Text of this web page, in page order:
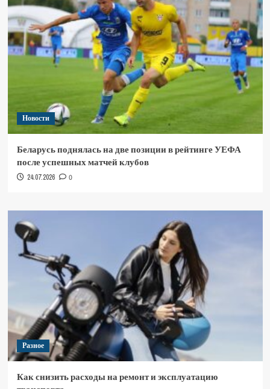
Новости
Беларусь поднялась на две позиции в рейтинге УЕФА
после успешных матчей клубов
24.07.2026 0
Разное
Как снизить расходы на ремонт и эксплуатацию